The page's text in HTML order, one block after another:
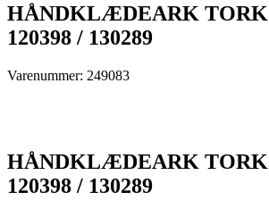
HÅNDKLÆDEARK TORK
120398 / 130289
Varenummer: 249083
HÅNDKLÆDEARK TORK
120398 / 130289